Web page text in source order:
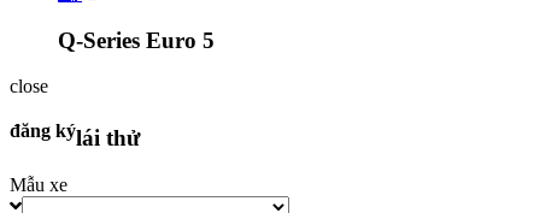
Q-Series Euro 5
close
đăng kýlái thử
Mẫu xe